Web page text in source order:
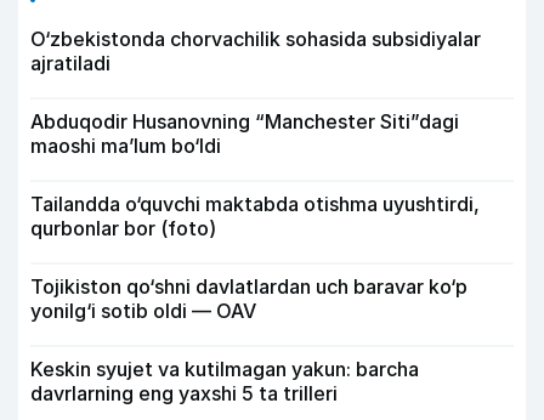
O‘zbekistonda chorvachilik sohasida subsidiyalar
ajratiladi
Abduqodir Husanovning “Manchester Siti”dagi
maoshi ma’lum bo‘ldi
Tailandda o‘quvchi maktabda otishma uyushtirdi,
qurbonlar bor (foto)
Tojikiston qo‘shni davlatlardan uch baravar ko‘p
yonilg‘i sotib oldi — OAV
Keskin syujet va kutilmagan yakun: barcha
davrlarning eng yaxshi 5 ta trilleri